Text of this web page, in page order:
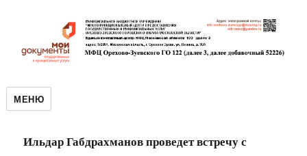
МЕНЮ
Ильдар Габдрахманов проведет встречу с